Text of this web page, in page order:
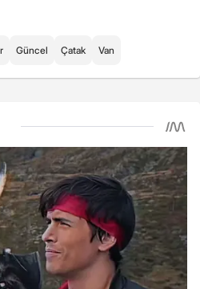
Güncel Çatak Van